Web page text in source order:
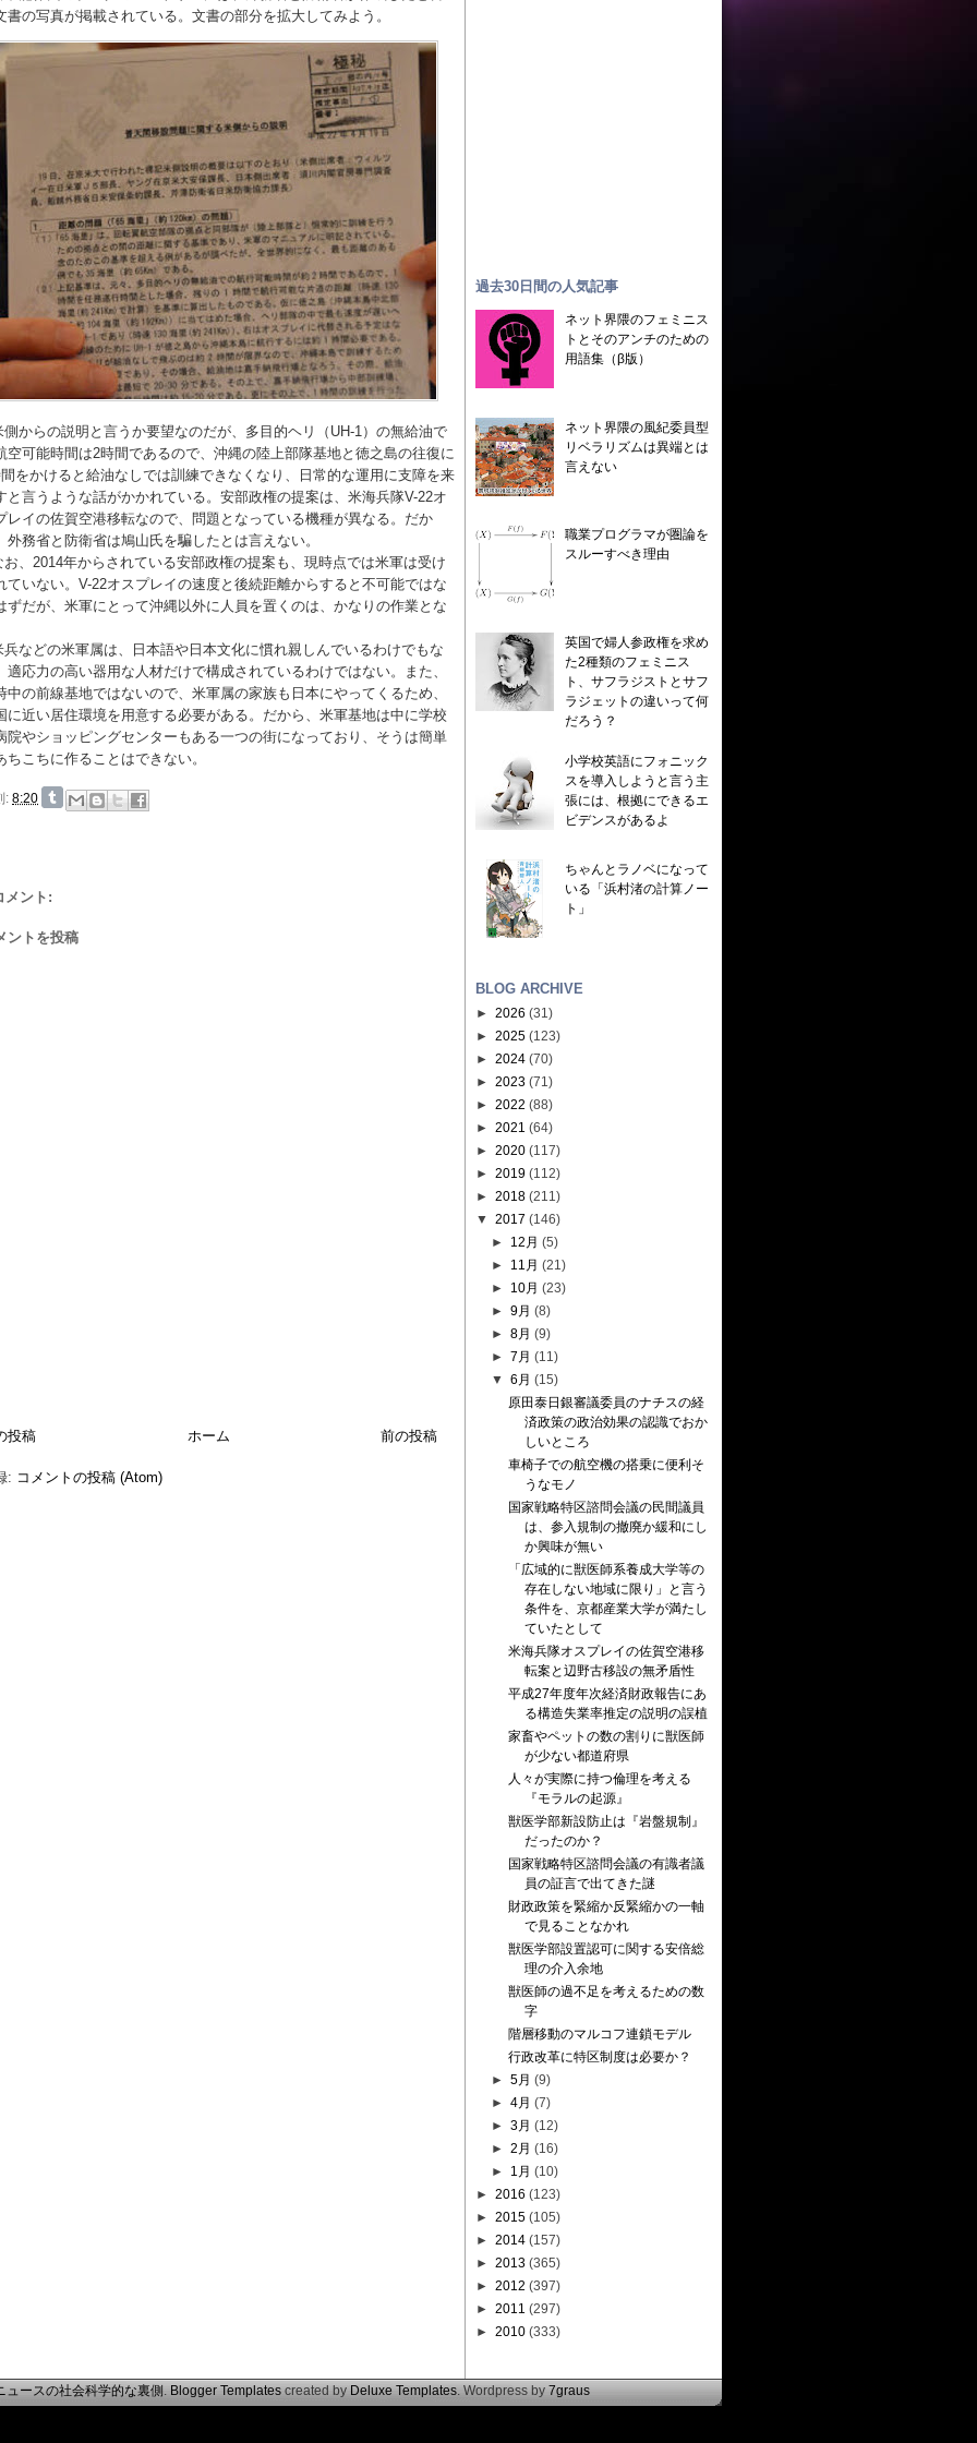
書の写真が掲載されている。文書の部分を拡大してみよう。
側からの説明と言うか要望なのだが、多目的ヘリ（UH-1）の無給油で
空可能時間は2時間であるので、沖縄の陸上部隊基地と徳之島の往復に
をかけると給油なしでは訓練できなくなり、日常的な運用に支障を来
と言うような話がかかれている。安部政権の提案は、米海兵隊V-22オ
レイの佐賀空港移転なので、問題となっている機種が異なる。だか
外務省と防衛省は鳩山氏を騙したとは言えない。
お、2014年からされている安部政権の提案も、現時点では米軍は受け
ていない。V-22オスプレイの速度と後続距離からすると不可能ではな
ずだが、米軍にとって沖縄以外に人員を置くのは、かなりの作業とな
兵などの米軍属は、日本語や日本文化に慣れ親しんでいるわけでもな
適応力の高い器用な人材だけで構成されているわけではない。また、
中の前線基地ではないので、米軍属の家族も日本にやってくるため、
に近い居住環境を用意する必要がある。だから、米軍基地は中に学校
院やショッピングセンターもある一つの街になっており、そうは簡単
ちこちに作ることはできない。
: 8:20
メント:
ントを投稿
投稿 ホーム 前の投稿
: コメントの投稿 (Atom)
過去30日間の人気記事
ネット界隈のフェミニス
トとそのアンチのための
用語集（β版）
ネット界隈の風紀委員型
リベラリズムは異端とは
言えない
職業プログラマが圏論を
スルーすべき理由
英国で婦人参政権を求め
た2種類のフェミニス
ト、サフラジストとサフ
ラジェットの違いって何
だろう？
小学校英語にフォニック
スを導入しようと言う主
張には、根拠にできるエ
ビデンスがあるよ
ちゃんとラノベになって
いる「浜村渚の計算ノー
ト」
BLOG ARCHIVE
► 2026 (31)
► 2025 (123)
► 2024 (70)
► 2023 (71)
► 2022 (88)
► 2021 (64)
► 2020 (117)
► 2019 (112)
► 2018 (211)
▼ 2017 (146)
► 12月 (5)
► 11月 (21)
► 10月 (23)
►9月 (8)
►8月 (9)
►7月 (11)
▼ 6月 (15)
原田泰日銀審議委員のナチスの経
済政策の政治効果の認識でおか
しいところ
車椅子での航空機の搭乗に便利そ
うなモノ
国家戦略特区諮問会議の民間議員
は、参入規制の撤廃か緩和にし
か興味が無い
「広域的に獣医師系養成大学等の
存在しない地域に限り」と言う
条件を、京都産業大学が満たし
ていたとして
米海兵隊オスプレイの佐賀空港移
転案と辺野古移設の無矛盾性
平成27年度年次経済財政報告にあ
る構造失業率推定の説明の誤植
家畜やペットの数の割りに獣医師
が少ない都道府県
人々が実際に持つ倫理を考える
『モラルの起源』
獣医学部新設防止は『岩盤規制』
だったのか？
国家戦略特区諮問会議の有識者議
員の証言で出てきた謎
財政政策を緊縮か反緊縮かの一軸
で見ることなかれ
獣医学部設置認可に関する安倍総
理の介入余地
獣医師の過不足を考えるための数
字
階層移動のマルコフ連鎖モデル
行政改革に特区制度は必要か？
►5月 (9)
►4月 (7)
►3月 (12)
►2月 (16)
► 1月 (10)
► 2016 (123)
► 2015 (105)
► 2014 (157)
► 2013 (365)
► 2012 (397)
► 2011 (297)
► 2010 (333)
ュースの社会科学的な裏側.Blogger Templatescreated byDeluxe Templates. Wordpress by 7graus